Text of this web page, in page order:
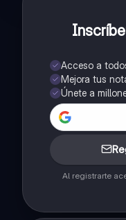
Acceso a
Mejora tus
Únete a
Al registrarte